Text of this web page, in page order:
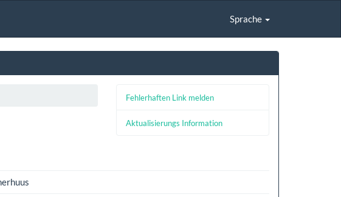
Sprache
Fehlerhaften Link melden
Aktualisierungs Information